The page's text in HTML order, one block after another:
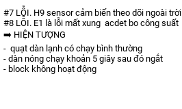
#7 LỖI. H9 sensor cảm biến theo dõi ngoài trời
#8 LỖI. E1 là lỗi mất xung acdet bo công suất
➡️ HIỆN TƯỢNG
- quạt dàn lạnh có chạy bình thường
- dàn nóng chạy khoản 5 giây sau đó ngắt
- block không hoạt động